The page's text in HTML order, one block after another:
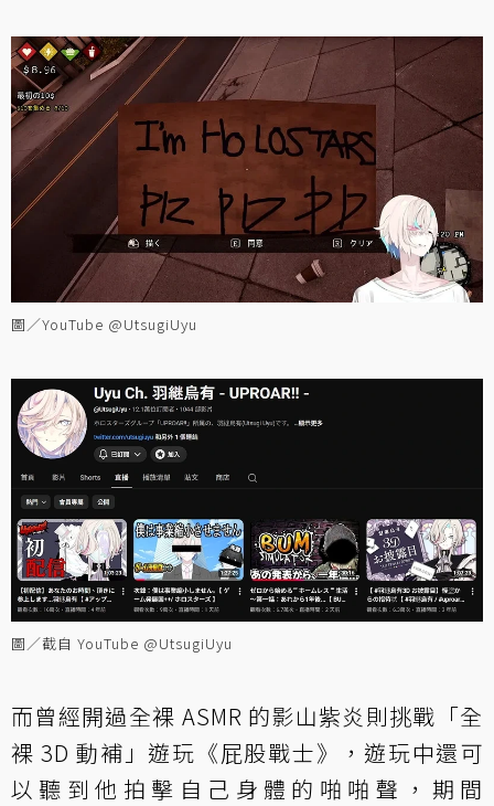
圖／YouTube @UtsugiUyu
圖／截自 YouTube @UtsugiUyu
而曾經開過全裸 ASMR 的影山紫炎則挑戰「全
裸 3D 動補」遊玩《屁股戰士》，遊玩中還可
以聽到他拍擊自己身體的啪啪聲，期間